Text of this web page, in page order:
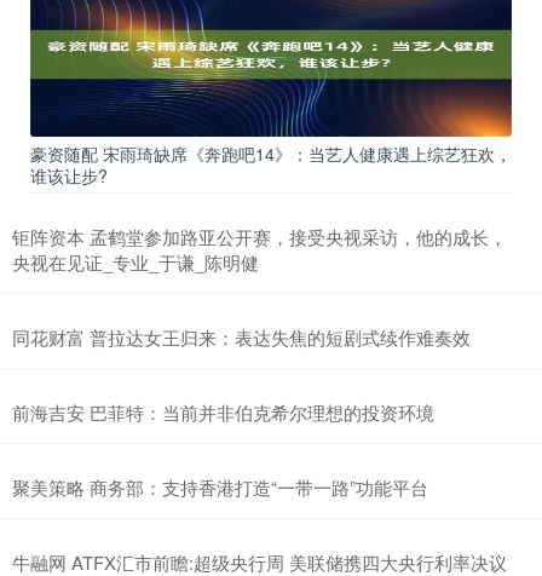
豪资随配 宋雨琦缺席《奔跑吧14》：当艺人健康遇上综艺狂欢，
谁该让步?
钜阵资本 孟鹤堂参加路亚公开赛，接受央视采访，他的成长，
央视在见证_专业_于谦_陈明健
同花财富 普拉达女王归来：表达失焦的短剧式续作难奏效
前海吉安 巴菲特：当前并非伯克希尔理想的投资环境
聚美策略 商务部：支持香港打造“一带一路”功能平台
牛融网 ATFX汇市前瞻:超级央行周 美联储携四大央行利率决议